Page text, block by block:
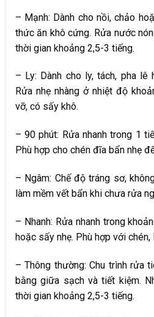
– Mạnh: Dành cho nồi, chảo
thức ăn khô cứng. Rửa nước
thời gian khoảng 2,5-3 tiếng.
– Ly: Dành cho ly, tách, pha
Rửa nhẹ nhàng ở nhiệt độ
vỡ, có sấy khô.
– 90 phút: Rửa nhanh trong 1
Phù hợp cho chén đĩa bẩn nhẹ
– Ngâm: Chế độ tráng sơ,
làm mềm vết bẩn khi chưa rửa
– Nhanh: Rửa nhanh trong
hoặc sấy nhẹ. Phù hợp với chén,
– Thông thường: Chu trình rửa
bằng giữa sạch và tiết kiệm.
thời gian khoảng 2,5-3 tiếng.